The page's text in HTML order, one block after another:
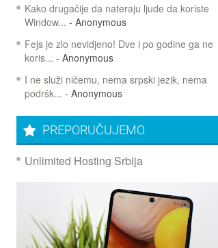
Kako drugačije da nateraju ljude da koriste
Window... - Anonymous
Fejs je zlo nevidjeno! Dve i po godine ga ne
koris... - Anonymous
I ne služi ničemu, nema srpski jezik, nema
podršk... - Anonymous
PREPORUČUJEMO
Unlimited Hosting Srbija